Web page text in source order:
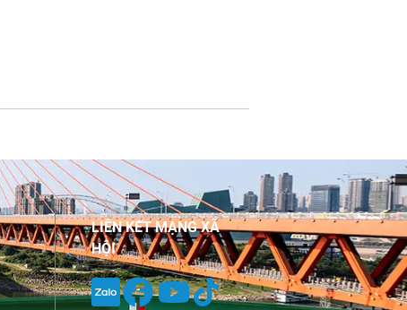
LIÊN KẾT MẠNG XÃ
HỘI